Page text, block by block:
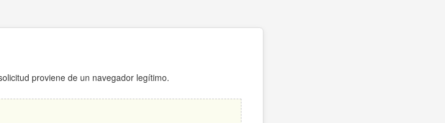
proviene de un navegador legítimo.